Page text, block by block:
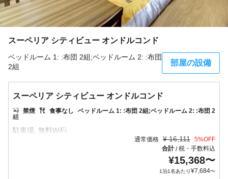
スーペリア シティビュー オンドルコンド
ベッドルーム 1: :布団 2組;ベッドルーム 2: :布団
2組
部屋の設備
スーペリア シティビュー オンドルコンド
禁煙 食事なし
ベッドルーム 1: :布団 2組;ベッドルーム 2: :布団 2
組
通常価格 ¥ 16,111 5%OFF
合計/税・手数料込
¥15,368〜
1泊1名あたり¥7,684〜